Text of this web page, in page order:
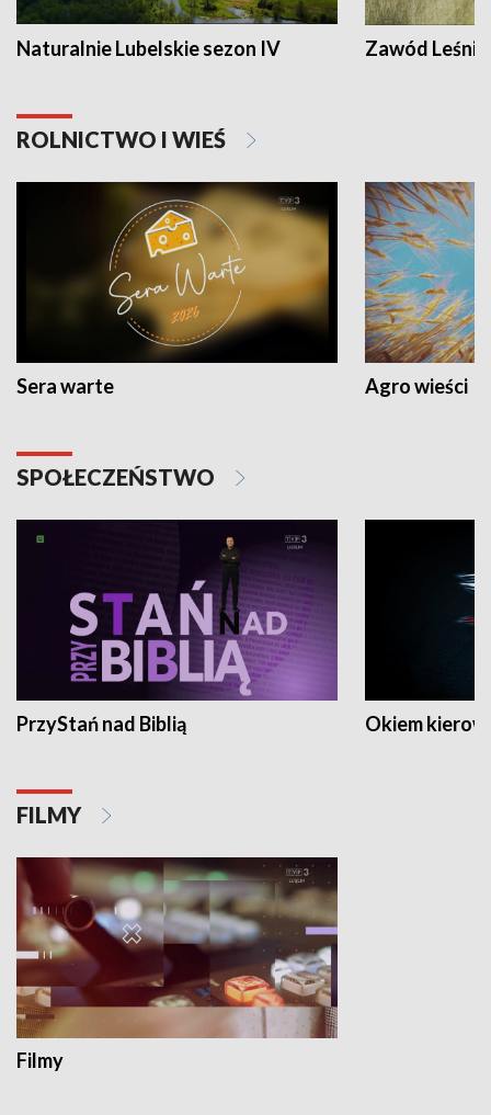
Naturalnie Lubelskie sezon IV Zawód Leśnik
ROLNICTWO I WIEŚ
Sera warte Agro wieści
SPOŁECZEŃSTWO
PrzyStań nad Biblią Okiem
FILMY
Filmy